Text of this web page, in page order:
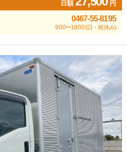
日額 円
0467-55-8195
9:00〜18:00 (日・祝休み)